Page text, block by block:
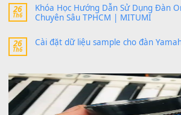
bác ơi cho em hỏi chút , e tải về
band tiếng…
MinhTuan89 trongLỡ làng
KháchtrongLỡ làng duyên em
30 Tháng 9, 2025